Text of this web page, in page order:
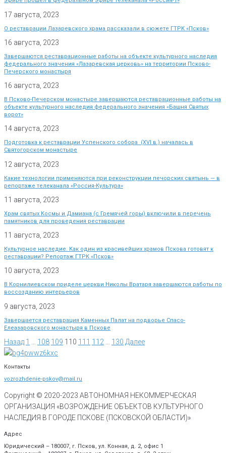
17 августа, 2023
О реставрации Лазаревского храма рассказали в сюжете ГТРК «Псков»
16 августа, 2023
Завершаются реставрационные работы на объекте культурного наследия
федерального значения «Лазаревская церковь» на территории Псково-
Печерского монастыря
16 августа, 2023
В Псково-Печерском монастыре завершаются реставрационные работы на
объекте культурного наследия федерального значения «Башня Святых
ворот»
14 августа, 2023
Подготовка к реставрации Успенского собора (XVI в.) началась в
Святогорском монастыре
12 августа, 2023
Какие технологии применяются при реконструкции печорских святынь — в
репортаже телеканала «Россия-Культура»
11 августа, 2023
Храм святых Космы и Дамиана (с Гремячей горы) включили в перечень
памятников для проведения реставрации
11 августа, 2023
Культурное наследие. Как один из красивейших храмов Пскова готовят к
реставрации? Репортаж ГТРК «Псков»
10 августа, 2023
В Корнилиевском приделе церкви Николы Вратаря завершаются работы по
воссозданию интерьеров
9 августа, 2023
Завершается реставрация Каменных Палат на подворье Спасо-
Елеазаровского монастыря в Пскове
Назад 1 108 109 110 111 112 130 Далее
Контакты
vozrozhdenie-pskov@mail.ru
Copyright © 2020-2023 АВТОНОМНАЯ НЕКОММЕРЧЕСКАЯ
ОРГАНИЗАЦИЯ «ВОЗРОЖДЕНИЕ ОБЪЕКТОВ КУЛЬТУРНОГО
НАСЛЕДИЯ В ГОРОДЕ ПСКОВЕ (ПСКОВСКОЙ ОБЛАСТИ)»
Адрес
Юридический – 180007, г. Псков, ул. Конная, д. 2, офис 1